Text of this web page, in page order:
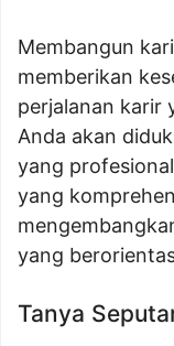
Membangun
memberikan
perjalanan karir
Anda akan
yang
yang
yang
Tanya